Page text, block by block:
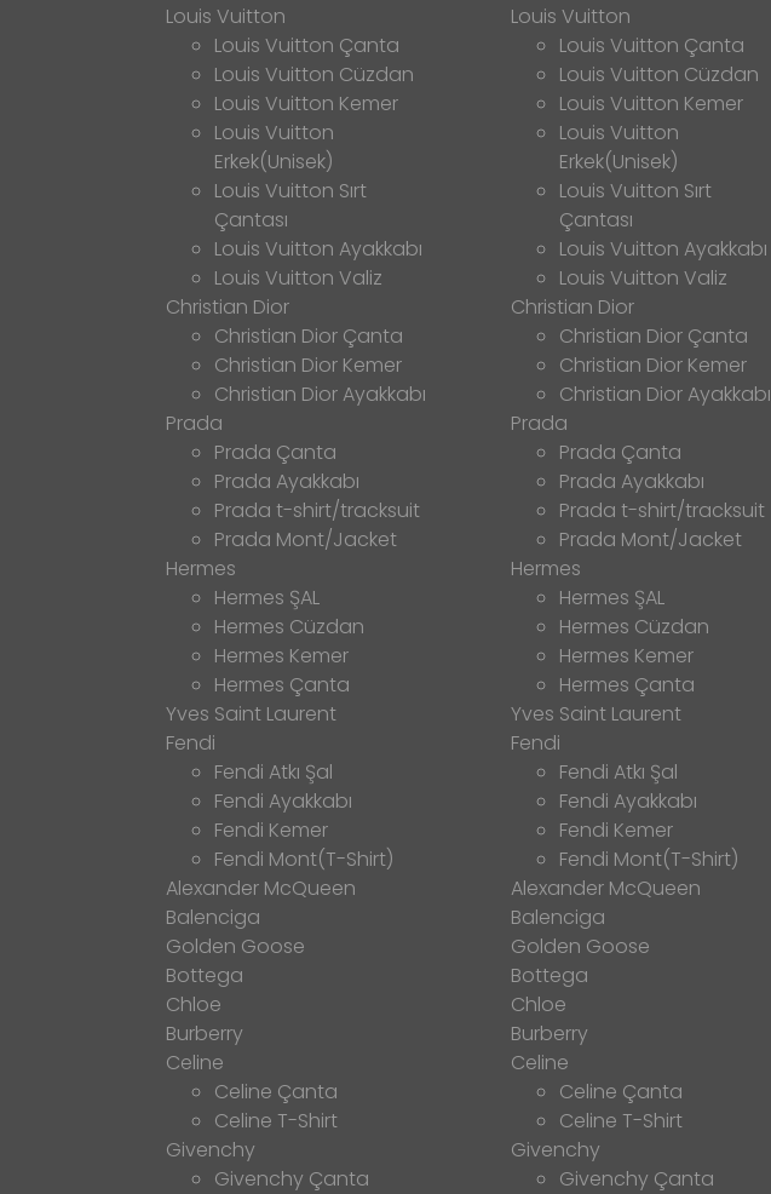
Louis Vuitton
Louis Vuitton Çanta
Louis Vuitton Cüzdan
Louis Vuitton Kemer
Louis Vuitton
Erkek(Unisek)
Louis Vuitton Sırt
Çantası
Louis Vuitton Ayakkabı
Louis Vuitton Valiz
Christian Dior
Christian Dior Çanta
Christian Dior Kemer
Christian Dior Ayakkabı
Prada
Prada Çanta
Prada Ayakkabı
Prada t-shirt/tracksuit
Prada Mont/Jacket
Hermes
Hermes ŞAL
Hermes Cüzdan
Hermes Kemer
Hermes Çanta
Yves Saint Laurent
Fendi
Fendi Atkı Şal
Fendi Ayakkabı
Fendi Kemer
Fendi Mont(T-Shirt)
Alexander McQueen
Balenciga
Golden Goose
Bottega
Chloe
Burberry
Celine
Celine Çanta
Celine T-Shirt
Givenchy
Givenchy Çanta
Louis Vuitton
Louis Vuitton Çanta
Louis Vuitton Cüzdan
Louis Vuitton Kemer
Louis Vuitton
Erkek(Unisek)
Louis Vuitton Sırt
Çantası
Louis Vuitton Ayakkabı
Louis Vuitton Valiz
Christian Dior
Christian Dior Çanta
Christian Dior Kemer
Christian Dior Ayakkabı
Prada
Prada Çanta
Prada Ayakkabı
Prada t-shirt/tracksuit
Prada Mont/Jacket
Hermes
Hermes ŞAL
Hermes Cüzdan
Hermes Kemer
Hermes Çanta
Yves Saint Laurent
Fendi
Fendi Atkı Şal
Fendi Ayakkabı
Fendi Kemer
Fendi Mont(T-Shirt)
Alexander McQueen
Balenciga
Golden Goose
Bottega
Chloe
Burberry
Celine
Celine Çanta
Celine T-Shirt
Givenchy
Givenchy Çanta